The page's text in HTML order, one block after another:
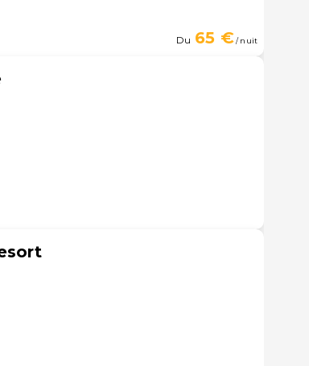
Du 65 €/ nuit